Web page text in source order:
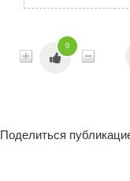
0
Поделиться